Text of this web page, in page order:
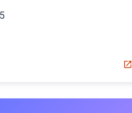
open_in_new